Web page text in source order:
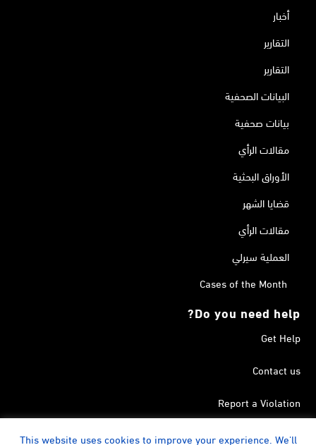
أخبار
التقارير
التقارير
البيانات الصحفية
بيانات صحفية
مقالات الرأي
الأوراق البحثية
قضايا الشهر
مقالات الرأي
العملية سيرلي
Cases of the Month
Do you need help?
Get Help
Contact us
Report a Violation
Search in the Terrorism List
This website uses cookies to improve your experience. We'll